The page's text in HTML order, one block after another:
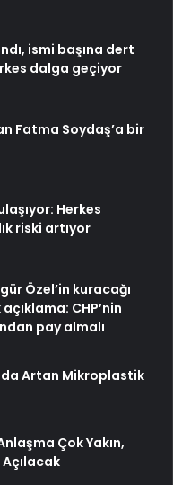
ismi başına dert
dalga geçiyor
Fatma Soydaş’a bir
Herkes
riski artıyor
Özel’in kuracağı
CHP’nin
pay almalı
Artan Mikroplastik
Çok Yakın,
Açılacak